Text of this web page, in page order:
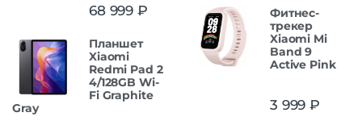
68 999 ₽
Планшет
Xiaomi
Redmi Pad 2
4/128GB Wi-
Fi Graphite
Gray
Фитнес-
трекер
Xiaomi Mi
Band 9
Active Pink
3 999 ₽